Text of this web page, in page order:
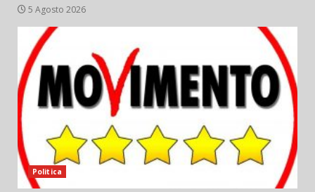
5 Agosto 2026
Politica